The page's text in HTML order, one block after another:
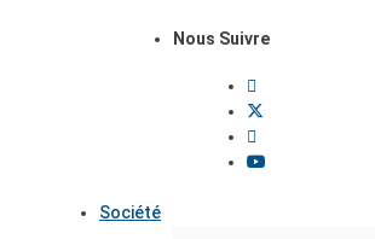
Nous Suivre
Société